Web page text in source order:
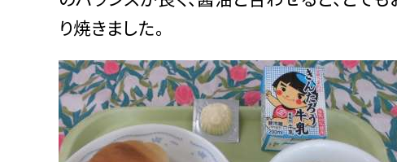
り焼きました。